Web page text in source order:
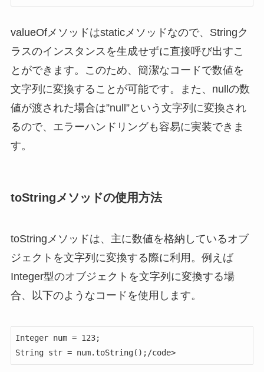
valueOfメソッドはstaticメソッドなので、Stringク
ラスのインスタンスを生成せずに直接呼び出すこ
とができます。このため、簡潔なコードで数値を
文字列に変換することが可能です。また、nullの数
値が渡された場合は”null”という文字列に変換され
るので、エラーハンドリングも容易に実装できま
す。
toStringメソッドの使用方法
toStringメソッドは、主に数値を格納しているオブ
ジェクトを文字列に変換する際に利用。例えば
Integer型のオブジェクトを文字列に変換する場
合、以下のようなコードを使用します。
Integer num = 123;
String str = num.toString();/code>